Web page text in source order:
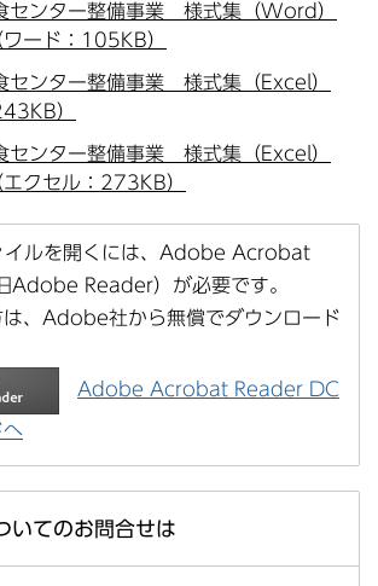
センター整備事業 様式集（Word）
ード：105KB）
センター整備事業 様式集（Excel）
）
センター整備事業 様式集（Excel）
クセル：273KB）
イルを開くには、Adobe Acrobat
Adobe Reader）が必要です。
は、Adobe社から無償でダウンロード
Adobe Acrobat Reader DC
へ
いてのお問合せは